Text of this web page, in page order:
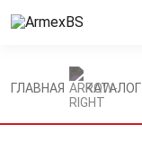
ГЛАВНАЯ КАТАЛОГ